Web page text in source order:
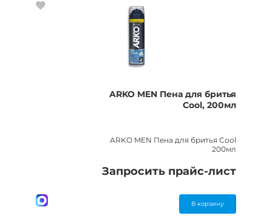
ARKO MEN Пена для бритья
Cool, 200мл
ARKO MEN Пена для бритья Cool
200мл
Запросить прайс-лист
В корзину